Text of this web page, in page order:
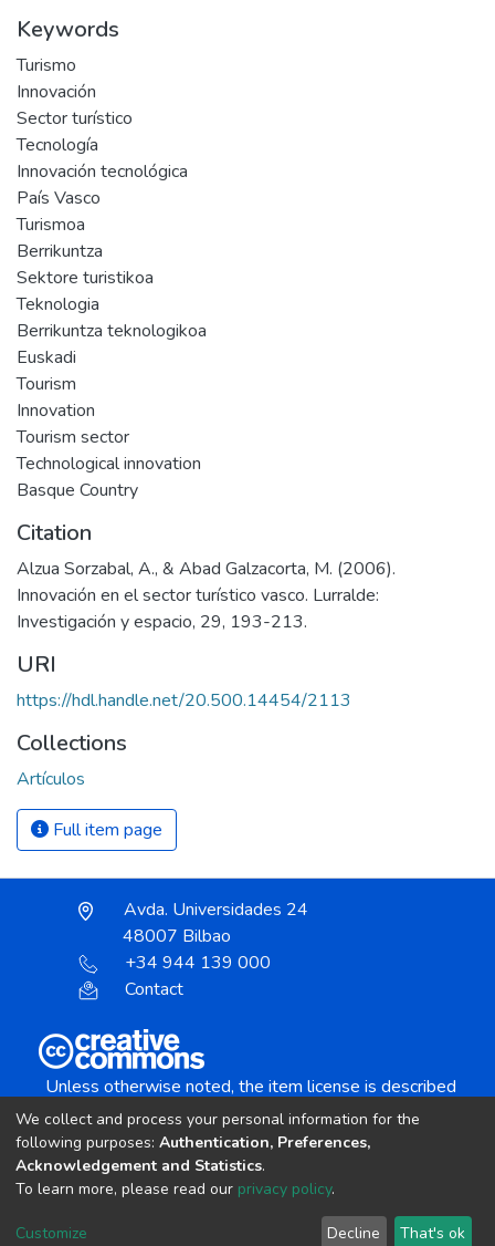
Keywords
Turismo
Innovación
Sector turístico
Tecnología
Innovación tecnológica
País Vasco
Turismoa
Berrikuntza
Sektore turistikoa
Teknologia
Berrikuntza teknologikoa
Euskadi
Tourism
Innovation
Tourism sector
Technological innovation
Basque Country
Citation
Alzua Sorzabal, A., & Abad Galzacorta, M. (2006).
Innovación en el sector turístico vasco. Lurralde:
Investigación y espacio, 29, 193-213.
URI
https://hdl.handle.net/20.500.14454/2113
Collections
Artículos
Full item page
Avda. Universidades 24
48007 Bilbao
+34 944 139 000
Contact
Unless otherwise noted, the item license is described
Creative Commons Attribution-NonCommercial-
copyright © 2002-2026 LYRASIS
Cookie settings Send Feedback
We collect and process your personal information for the
following purposes: Authentication, Preferences,
Acknowledgement and Statistics.
To learn more, please read our privacy policy.
Customize Decline That's ok